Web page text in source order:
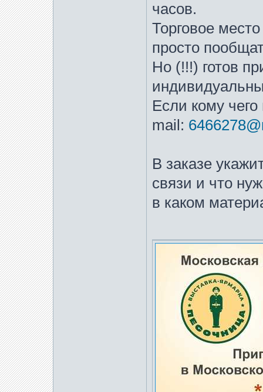
часов.
Торговое
просто
Но (!!!) готов
Если кому
mail:
В заказе
связи и что
в каком